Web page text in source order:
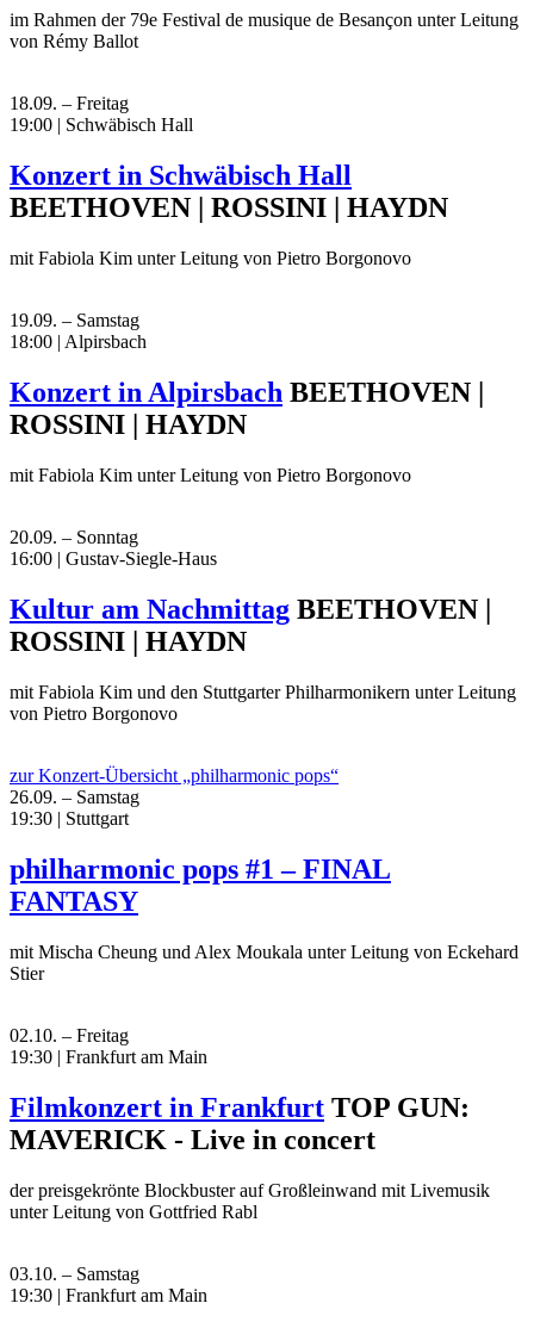
im Rahmen der 79e Festival de musique de Besançon unter Leitung
von Rémy Ballot
18.09. – Freitag
19:00 | Schwäbisch Hall
Konzert in Schwäbisch Hall
BEETHOVEN | ROSSINI | HAYDN
mit Fabiola Kim unter Leitung von Pietro Borgonovo
19.09. – Samstag
18:00 | Alpirsbach
Konzert in Alpirsbach BEETHOVEN |
ROSSINI | HAYDN
mit Fabiola Kim unter Leitung von Pietro Borgonovo
20.09. – Sonntag
16:00 | Gustav-Siegle-Haus
Kultur am Nachmittag BEETHOVEN |
ROSSINI | HAYDN
mit Fabiola Kim und den Stuttgarter Philharmonikern unter Leitung
von Pietro Borgonovo
zur Konzert-Übersicht „philharmonic pops“
26.09. – Samstag
19:30 | Stuttgart
philharmonic pops #1 – FINAL
FANTASY
mit Mischa Cheung und Alex Moukala unter Leitung von Eckehard
Stier
02.10. – Freitag
19:30 | Frankfurt am Main
Filmkonzert in Frankfurt TOP GUN:
MAVERICK - Live in concert
der preisgekrönte Blockbuster auf Großleinwand mit Livemusik
unter Leitung von Gottfried Rabl
03.10. – Samstag
19:30 | Frankfurt am Main